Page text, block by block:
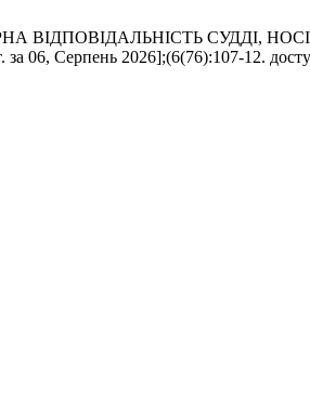
ВІДПОВІДАЛЬНІСТЬ СУДДІ,
за 06, Серпень 2026];(6(76):107-12.